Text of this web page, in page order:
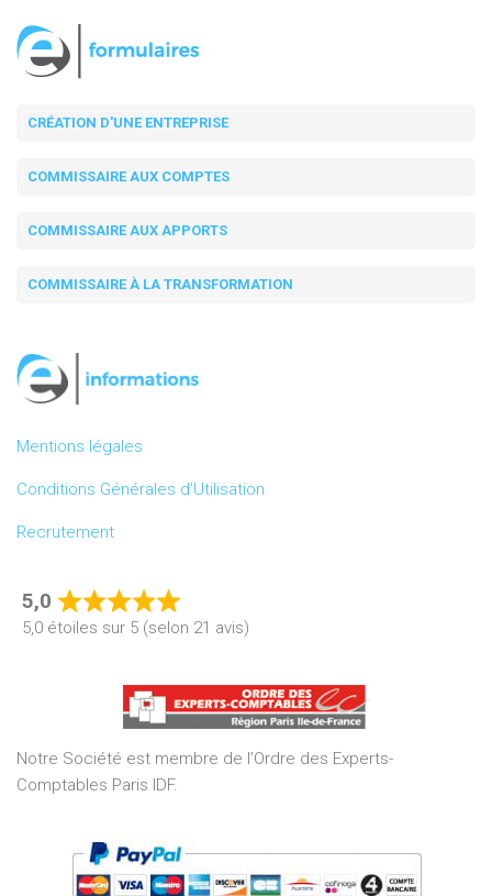
CRÉATION D'UNE ENTREPRISE
COMMISSAIRE AUX COMPTES
COMMISSAIRE AUX APPORTS
COMMISSAIRE À LA TRANSFORMATION
Mentions légales
Conditions Générales d’Utilisation
Recrutement
5,0
Rated
5,0
of
5
5,0 étoiles sur 5 (selon 21 avis)
Notre Société est membre de l’Ordre des Experts-
Comptables Paris IDF.